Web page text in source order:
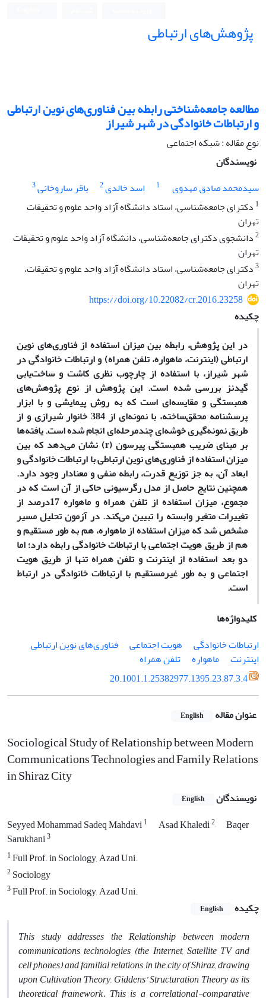
پژوهش‌های ارتباطی
مطالعه جامعه‌شناختی رابطه بین فناوری‌های نوین ارتباطی
و ارتباطات خانوادگی در شهر شیراز
نوع مقاله : شبکه اجتماعی
نویسندگان
سید‌محمد ‌صادق مهدوی
1 اسد خالدی2 باقر ساروخانی3
1 دکترای جامعه‌شناسی، استاد دانشگاه آزاد واحد علوم و تحقیقات
تهران
2دانشجوی دکترای جامعه‌شناسی، دانشگاه آزاد واحد علوم و تحقیقات
تهران
3دکترای جامعه‌شناسی، استاد دانشگاه آزاد واحد علوم و تحقیقات،
تهران
https://doi.org/10.22082/cr.2016.23258
چکیده
در این پژوهش، رابطه بین میزان استفاده از فناوری‌های نوین
ارتباطی (اینترنت، ماهواره، تلفن همراه) و ارتباطات خانوادگی در
شهر شیراز، با استفاده از چارچوب نظری کاشت و ساخت‌یابی
گیدنز بررسی شده است. این پژوهش از نوع پژوهش‌های
همبستگی و مقایسه‌ای است که به روش پیمایشی و با ابزار
پرسشنامه محقق‌ساخته، با نمونه‌ای از 384 خانوار شیرازی و از
طریق نمونه‌گیری خوشه‌ای چندمرحله‌ای انجام شده است. یافته‌ها
بر مبنای ضریب همبستگی پیرسون (r) نشان می‌دهد که بین
میزان استفاده از فناوری‌های نوین ارتباطی با ارتباطات خانوادگی و
ابعاد آن، به جز توزیع قدرت، رابطه منفی و معنا‌دار وجود دارد.
همچنین نتایج حاصل از مدل رگرسیونی حاکی از آن است که در
مجموع، میزان استفاده از تلفن همراه و ماهواره 17درصد از
تغییرات متغیر وابسته را تبیین می‌کند. در آزمون تحلیل مسیر
مشخص شد که میزان استفاده از ماهواره، هم به ‌طور مستقیم و
هم از طریق هویت اجتماعی با ارتباطات خانوادگی رابطه دارد؛ اما
دو بعد استفاده از اینترنت و تلفن همراه تنها از طریق هویت
اجتماعی و به‌ طور غیر‌مستقیم با ارتباطات خانوادگی در ارتباط
است.
کلیدواژه‌ها
ارتباطات خانوادگی
هویت اجتماعی
فناوری‌های نوین ارتباطی
اینترنت
ماهواره
تلفن همراه
20.1001.1.25382977.1395.23.87.3.4
عنوان مقاله English
Sociological Study of Relationship between Modern
Communications Technologies and Family Relations
in Shiraz City
نویسندگان English
Seyyed Mohammad Sadeq Mahdavi1 Asad Khaledi2
Baqer
Sarukhani3
1Full Prof. in Sociology, Azad Uni.
2Sociology
3Full Prof. in Sociology, Azad Uni.
چکیده
English
This study addresses the Relationship between modern
communications technologies (the Internet, Satellite TV and
cell phones) and familial relations in the city of Shiraz, drawing
upon Cultivation Theory, Giddens’ Structuration Theory as its
theoretical framework. This is a correlational-comparative